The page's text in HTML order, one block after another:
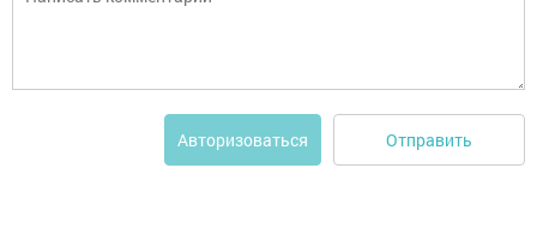
Авторизоваться Отправить